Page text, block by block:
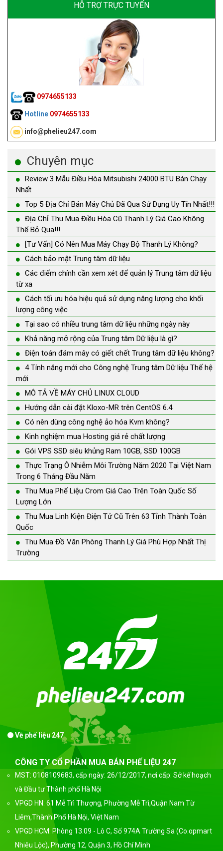
HỖ TRỢ TRỰC TUYẾN
0974655133
Hotline 0974655133
info@phelieu247.com
Chuyên mục
Review 3 Mẫu Điều Hòa Mitsubishi 24000 BTU Bán Chạy
Nhất
Top 5 Địa Chỉ Bán Máy Chủ Đã Qua Sử Dụng Uy Tín Nhất!!!
Địa Chỉ Thu Mua Điều Hòa Cũ Thanh Lý Giá Cao Không
Thể Bỏ Qua!!!
[Tư Vấn] Có Nên Mua Máy Chạy Bộ Thanh Lý Không?
Cách bảo mật Trung tâm dữ liệu
Các điểm chính cần xem xét để quản lý Trung tâm dữ liệu
từ xa
Cách tối ưu hóa hiệu quả sử dụng năng lượng cho khối
lượng công việc
Tại sao có nhiều trung tâm dữ liệu những ngày này
Khả năng mở rộng của Trung tâm Dữ liệu là gì?
Điện toán đám mây có giết chết Trung tâm dữ liệu không?
4 Tính năng mới cho Công nghệ Trung tâm Dữ liệu Thế hệ
mới
MÔ TẢ VỀ MÁY CHỦ LINUX CLOUD
Hướng dẫn cài đặt Kloxo-MR trên CentOS 6.4
Có nên dùng công nghệ ảo hóa Kvm không?
Kinh nghiệm mua Hosting giá rẻ chất lượng
Gói VPS SSD siêu khủng Ram 10GB, SSD 100GB
Thực Trạng Ô Nhiễm Môi Trường Năm 2020 Tại Việt Nam
Trong 6 Tháng Đầu Năm
Thu Mua Phế Liệu Crom Giá Cao Trên Toàn Quốc Số
Lượng Lớn
Thu Mua Linh Kiện Điện Tử Cũ Trên 63 Tỉnh Thành Toàn
Quốc
Thu Mua Đồ Văn Phòng Thanh Lý Giá Phù Hợp Nhất Thị
Trường
Về phế liệu 247
CÔNG TY CỔ PHẦN MUA BÁN PHẾ LIỆU 247
MST: 0108109683, cấp ngày: 26/12/2017, nơi cấp: Sở kế hoạch
và Đầu tư Thành phố Hà Nội
VPGD HN: 61 Mễ Trì Thượng, Phường Mễ Trì,Quận Nam Từ
Liêm,Thành Phố Hà Nội, Việt Nam
VPGD HCM: Phòng 13.09 - Lô C, Số 974A Trường Sa (Co.opmart
Nhiêu Lộc), Phường 12, Quận 3, Hồ Chí Minh